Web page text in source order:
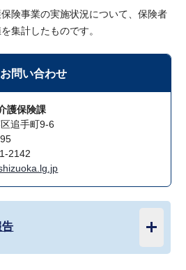
保険事業の実施状況について、保険者
集計したものです。
お問い合わせ
護保険課
追手町9-6
2142
告